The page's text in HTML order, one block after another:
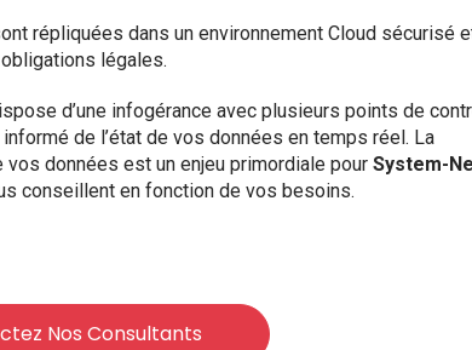
répliquées dans un environnement Cloud sécurisé
légales.
d’une infogérance avec plusieurs points de
de l’état de vos données en temps réel. La
vos données est un enjeu primordiale pour System-
conseillent en fonction de vos besoins.
Nos Consultants